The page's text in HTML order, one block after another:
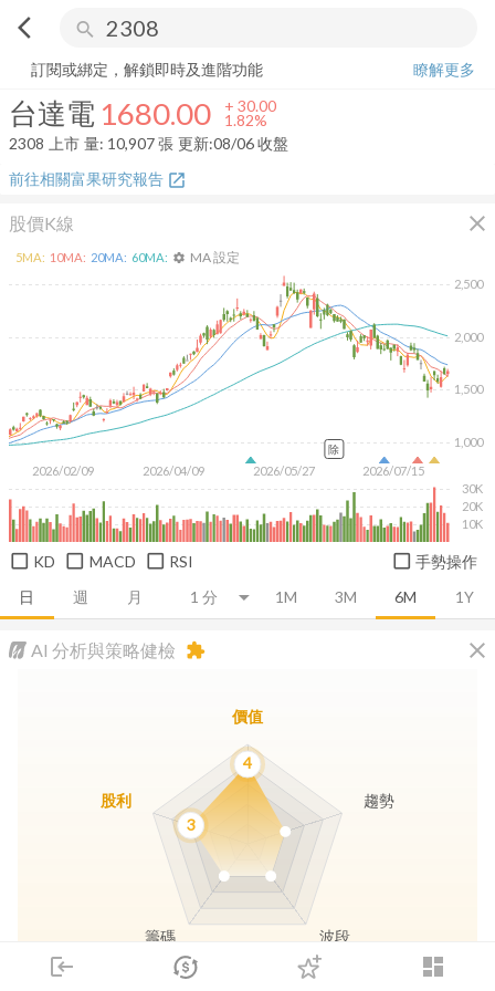
arrow_back_ios search
login dashboard
市場 登入
台達電 1680.00 + 1.82%
訂閱或綁定，解鎖即時及進階功能
瞭解更多
台達電 1680.00 + 30.00
1.82%
2308
上市 量: 10,907張 更新:08/06 收盤
前往相關富果研究報告 open_in_new
股價K線 close
日 週 月 1M 3M 6M 1Y
2026/02/09 2026/04/09 2026/05/27 2026/07/15
1,000
1,500
2,000
2,500
10K
20K
30K
5MA: 10MA: 20MA: 60MA: settings MA 設定
除
KD MACD RSI 手勢操作
AI 分析與策略健檢 close
extension
價值
趨勢
波段
籌碼
股利
4
3